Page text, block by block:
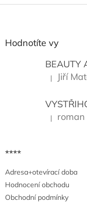
Hodnotíte vy
BEAUTY
Hodnocení
| Jiří
Hodnocení
|
****
Adresa+otevírací doba
Hodnocení obchodu
Obchodní podmínky